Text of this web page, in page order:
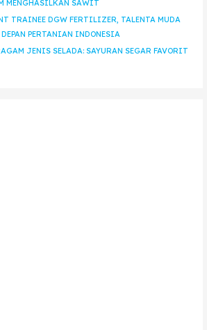
MENGHASILKAN SAWIT
TRAINEE DGW FERTILIZER, TALENTA MUDA
PERTANIAN INDONESIA
JENIS SELADA: SAYURAN SEGAR FAVORIT